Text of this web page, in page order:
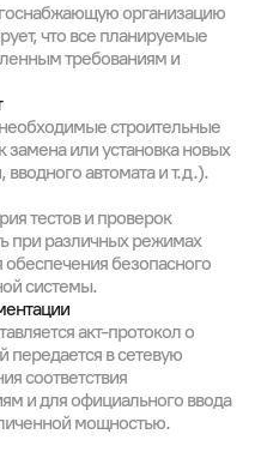
организацию
что все планируемые
требованиям и
строительные
или установка новых
автомата и т.д.).
тестов и проверок
при различных режимах
безопасного
системы.
акт-протокол о
передается в сетевую
соответствия
и для официального ввода
мощностью.